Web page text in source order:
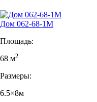
Дом 062-68-1М
Площадь:
68 м2
Размеры:
6.5×8м